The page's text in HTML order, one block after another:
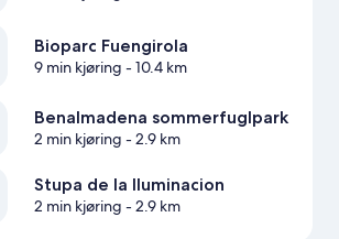
Bioparc Fuengirola
9 min kjøring - 10.4 km
Benalmadena sommerfuglpark
2 min kjøring - 2.9 km
Stupa de la Iluminacion
2 min kjøring - 2.9 km